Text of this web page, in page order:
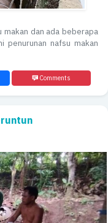
makan dan ada beberapa
penurunan nafsu makan
Comments